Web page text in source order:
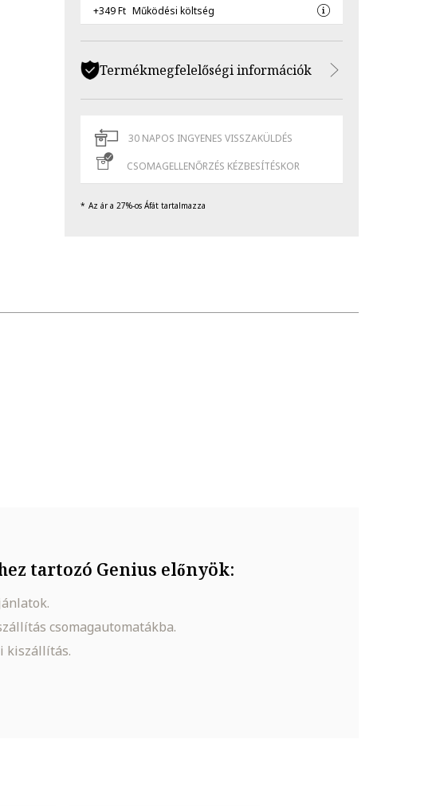
+349 Ft Működési költség
Termékmegfelelőségi információk
30 NAPOS INGYENES VISSZAKÜLDÉS
CSOMAGELLENŐRZÉS KÉZBESÍTÉSKOR
Az ár a 27%-os Áfát tartalmazza
tartozó Genius előnyök:
csomagautomatákba.
kiszállítás.